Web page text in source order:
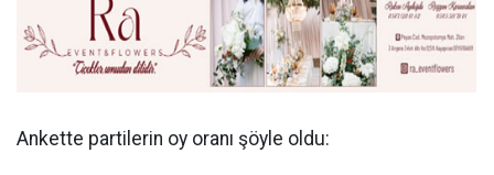
Ankette partilerin oy oranı şöyle oldu: